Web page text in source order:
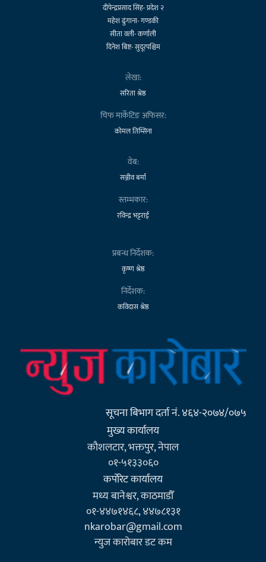
दीपेन्द्रप्रसाद सिंह- प्रदेश २
महेश ढुंगाना- गण्डकी
सीता वली- कर्णाली
दिनेश बिष्ट- सुदूरपश्चिम
लेखा:
सरिता श्रेष्ठ
चिफ मार्केटिङ अफिसर:
कोमल तिम्सिना
वेब:
सञ्जीव बर्मा
स्तम्भकार:
रविन्द्र भट्टराई
प्रबन्ध निर्देशक:
कृष्ण श्रेष्ठ
निर्देशक:
कविदास श्रेष्ठ
सूचना बिभाग दर्ता नं. ४६४-२०७४/०७५
मुख्य कार्यालय
कौशलटार, भक्तपुर, नेपाल
०१-५१३३०६०
कर्पाेरेट कार्यालय
मध्य बानेश्वर, काठमाडौँ
०१-४४७१४६८, ४४७८१३१
nkarobar@gmail.com
न्युज कारोबार डट कम